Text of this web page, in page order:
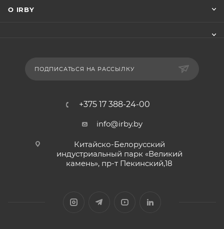
О IRBY
ПОДПИСАТЬСЯ НА РАССЫЛКУ
+375 17 388-24-00
info@irby.by
Китайско-Белорусский
индустриальный парк «Великий
камень», пр-т Пекинский,18